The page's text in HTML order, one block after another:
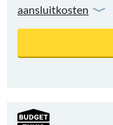
aansluitkosten